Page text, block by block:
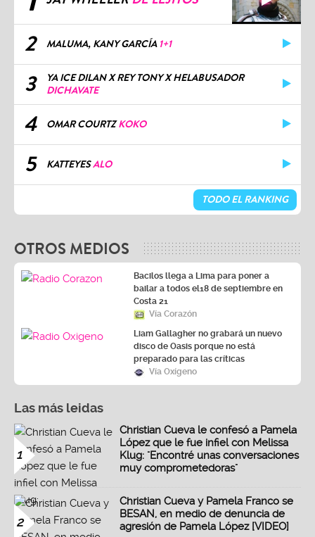
2 MALUMA, KANY GARCÍA 1+1
3
YA ICE DILAN X REY TONY X HELABUSADOR
DICHAVATE
4 OMAR COURTZKOKO
5 KATTEYESALO
TODO EL RANKING
OTROS MEDIOS
Bacilos llega a Lima para poner a
bailar a todos el18 de septiembre en
Costa 21
Vía Corazón
Liam Gallagher no grabará un nuevo
disco de Oasis porque no está
preparado para las críticas
Vía Oxígeno
Las más leidas
1
Christian Cueva le confesó a Pamela
López que le fue infiel con Melissa
Klug: "Encontré unas conversaciones
muy comprometedoras"
2
Christian Cueva y Pamela Franco se
BESAN, en medio de denuncia de
agresión de Pamela López [VIDEO]